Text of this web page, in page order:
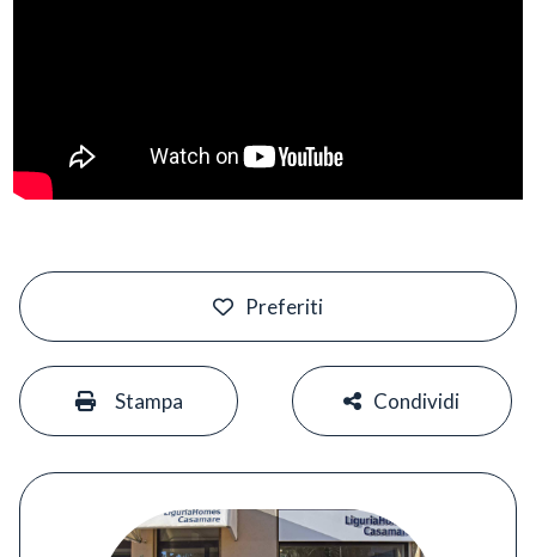
Preferiti
Stampa Condividi